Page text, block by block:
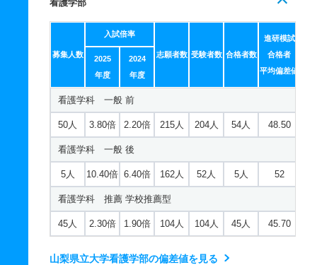
看護学部
募集人数
入試倍率
志願者数 受験者数 合格者数
進研模試
合格者
平均偏差値
2025
年度
2024
年度
看護学科 一般 前
50人 3.80倍 2.20倍 215人 204人 54人 48.50
看護学科 一般 後
5人 10.40倍 6.40倍 162人 52人 5人 52
看護学科 推薦 学校推薦型
45人 2.30倍 1.90倍 104人 104人 45人 45.70
山梨県立大学看護学部の偏差値を見る